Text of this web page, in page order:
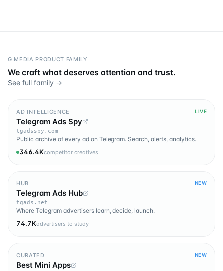
G.MEDIA PRODUCT FAMILY
We craft what deserves attention and trust.
See full family →
AD INTELLIGENCE LIVE
Telegram Ads Spy
tgadsspy.com
Public archive of every ad on Telegram. Search, alerts, analytics.
346.4Kcompetitor creatives
HUB NEW
Telegram Ads Hub
tgads.net
Where Telegram advertisers learn, decide, launch.
74.7Kadvertisers to study
CURATED NEW
Best Mini Apps